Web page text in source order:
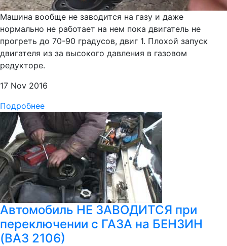
Машина вообще не заводится на газу и даже
нормально не работает на нем пока двигатель не
прогреть до 70-90 градусов, двиг 1. Плохой запуск
двигателя из за высокого давления в газовом
редукторе.
17 Nov 2016
Подробнее
Автомобиль НЕ ЗАВОДИТСЯ при
переключении с ГАЗА на БЕНЗИН
(ВАЗ 2106)